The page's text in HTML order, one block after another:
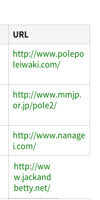
URL
http://www.polepo
leiwaki.com/
http://www.mmjp.
or.jp/pole2/
http://www.nanage
i.com/
http://ww
w.jackand
betty.net/